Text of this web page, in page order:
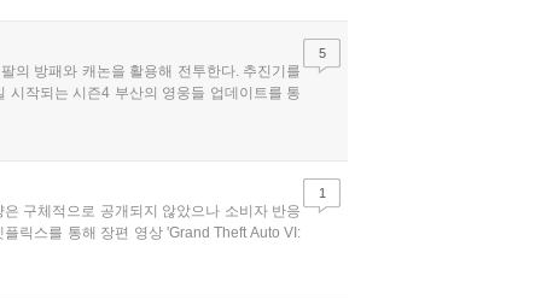
의 방패와 캐논을 활용해 전투한다. 추진기를
시작되는 시즌4 부산의 영웅들 업데이트를 통
5
구체적으로 공개되지 않았으나 소비자 반응
릭스를 통해 장편 영상 'Grand Theft Auto VI:
1